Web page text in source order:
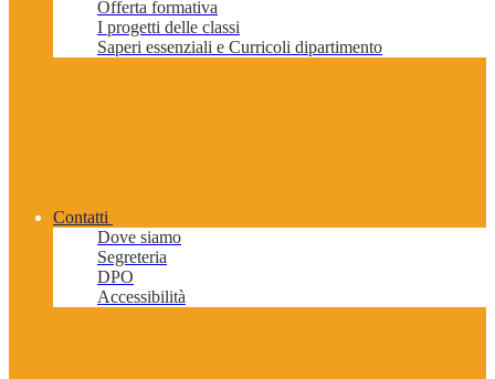
Offerta formativa
I progetti delle classi
Saperi essenziali e Curricoli dipartimento
Contatti
Dove siamo
Segreteria
DPO
Accessibilità